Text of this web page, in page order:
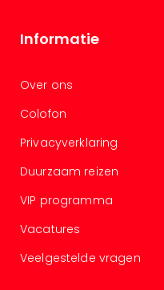
Informatie
Over ons
Colofon
Privacyverklaring
Duurzaam reizen
VIP programma
Vacatures
Veelgestelde vragen